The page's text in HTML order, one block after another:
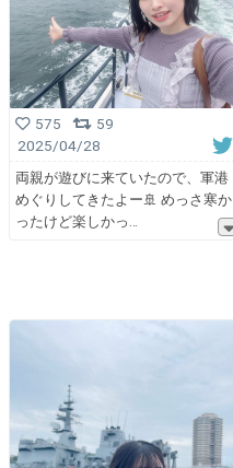
575
59
2025/04/28
両親が遊びに来ていたので、軍港
めぐりしてきたよー🚢 めっさ寒か
ったけど楽しかっ